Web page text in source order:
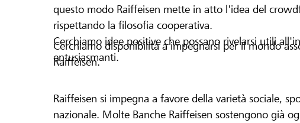
questo modo Raiffeisen mette in atto l'idea del
rispettando la filosofia cooperativa.
Cerchiamo idee positive che possano rivelarsi utili
entusiasmanti.
Cerchiamo disponibilità a impegnarsi per il mondo
Raiffeisen.
Raiffeisen si impegna a favore della varietà sociale,
nazionale. Molte Banche Raiffeisen sostengono già